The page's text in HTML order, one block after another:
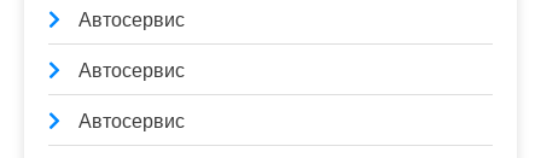
Автосервис
Автосервис
Автосервис